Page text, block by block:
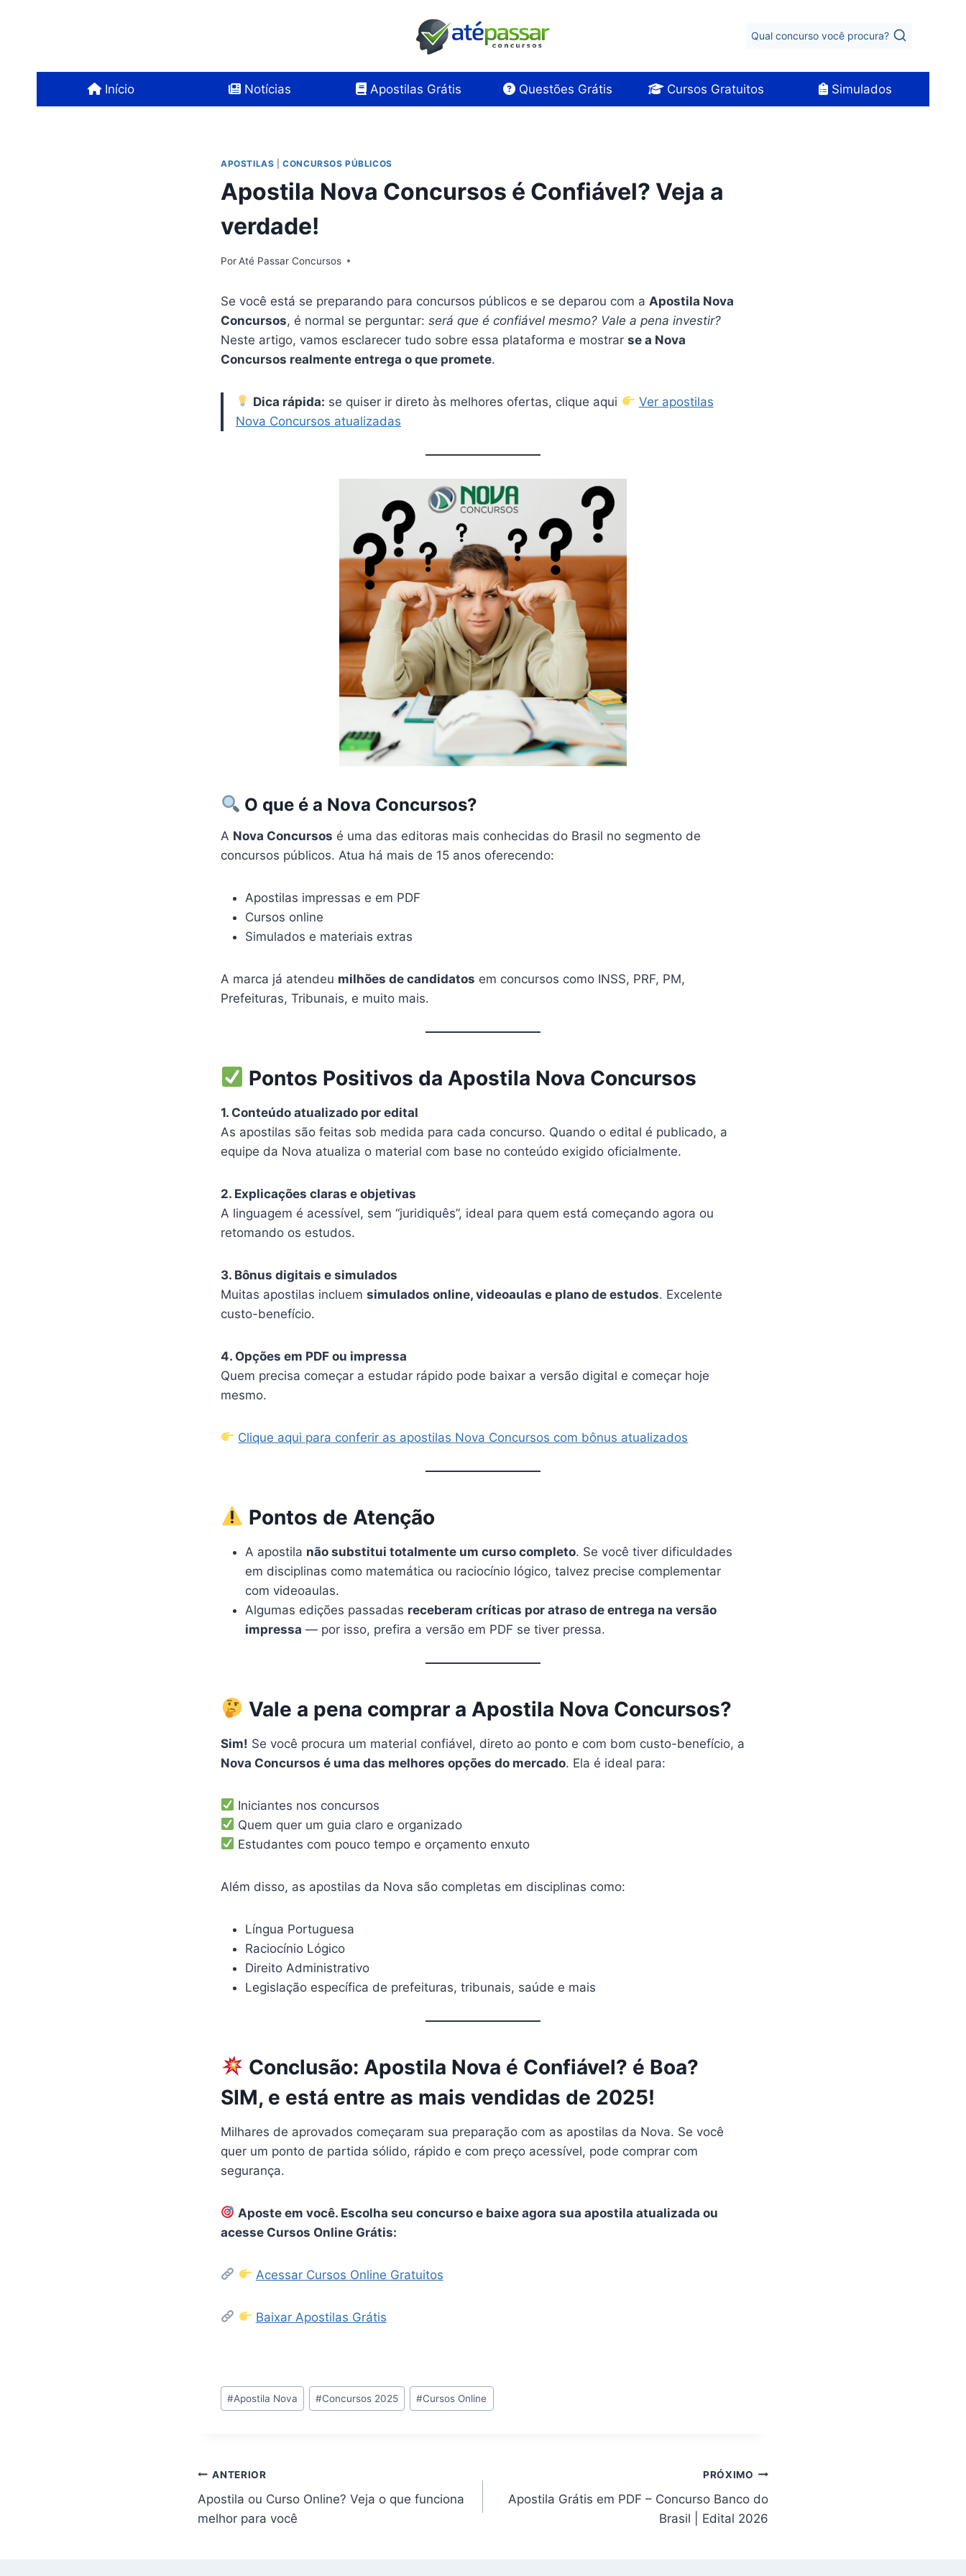
Qual concurso você procura?
Início Notícias Apostilas Grátis Questões Grátis Cursos Gratuitos Simulados
APOSTILAS |CONCURSOS PÚBLICOS
Apostila Nova Concursos é Confiável? Veja a
verdade!
PorAté Passar Concursos
Se você está se preparando para concursos públicos e se deparou com a Apostila Nova
Concursos, é normal se perguntar: será que é confiável mesmo? Vale a pena investir?
Neste artigo, vamos esclarecer tudo sobre essa plataforma e mostrar se a Nova
Concursos realmente entrega o que promete.
Dica rápida: se quiser ir direto às melhores ofertas, clique aqui
Ver apostilas
Nova Concursos atualizadas
O que é a Nova Concursos?
A Nova Concursos é uma das editoras mais conhecidas do Brasil no segmento de
concursos públicos. Atua há mais de 15 anos oferecendo:
Apostilas impressas e em PDF
Cursos online
Simulados e materiais extras
A marca já atendeu milhões de candidatos em concursos como INSS, PRF, PM,
Prefeituras, Tribunais, e muito mais.
Pontos Positivos da Apostila Nova Concursos
1. Conteúdo atualizado por edital
As apostilas são feitas sob medida para cada concurso. Quando o edital é publicado, a
equipe da Nova atualiza o material com base no conteúdo exigido oficialmente.
2. Explicações claras e objetivas
A linguagem é acessível, sem “juridiquês”, ideal para quem está começando agora ou
retomando os estudos.
3. Bônus digitais e simulados
Muitas apostilas incluem simulados online, videoaulas e plano de estudos. Excelente
custo-benefício.
4. Opções em PDF ou impressa
Quem precisa começar a estudar rápido pode baixar a versão digital e começar hoje
mesmo.
Clique aqui para conferir as apostilas Nova Concursos com bônus atualizados
Pontos de Atenção
A apostila não substitui totalmente um curso completo. Se você tiver dificuldades
em disciplinas como matemática ou raciocínio lógico, talvez precise complementar
com videoaulas.
Algumas edições passadas receberam críticas por atraso de entrega na versão
impressa — por isso, prefira a versão em PDF se tiver pressa.
Vale a pena comprar a Apostila Nova Concursos?
Sim! Se você procura um material confiável, direto ao ponto e com bom custo-benefício, a
Nova Concursos é uma das melhores opções do mercado. Ela é ideal para:
Iniciantes nos concursos
Quem quer um guia claro e organizado
Estudantes com pouco tempo e orçamento enxuto
Além disso, as apostilas da Nova são completas em disciplinas como:
Língua Portuguesa
Raciocínio Lógico
Direito Administrativo
Legislação específica de prefeituras, tribunais, saúde e mais
Conclusão: Apostila Nova é Confiável? é Boa?
SIM, e está entre as mais vendidas de 2025!
Milhares de aprovados começaram sua preparação com as apostilas da Nova. Se você
quer um ponto de partida sólido, rápido e com preço acessível, pode comprar com
segurança.
Aposte em você. Escolha seu concurso e baixe agora sua apostila atualizada ou
acesse Cursos Online Grátis:
Acessar Cursos Online Gratuitos
Baixar Apostilas Grátis
Tags
do
#Apostila Nova #Concursos 2025 #Cursos Online
Navegação
de
ANTERIOR
Apostila ou Curso Online? Veja o que funciona
melhor para você
PRÓXIMO
Apostila Grátis em PDF – Concurso Banco do
Brasil | Edital 2026